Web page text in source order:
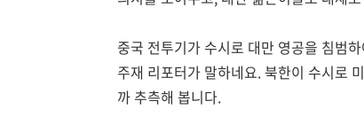
중국 전투기가 수시로 대만 영공을 침범
주재 리포터가 말하네요. 북한이 수시로
까 추측해 봅니다.